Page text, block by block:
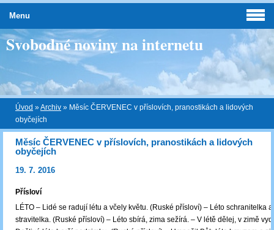
Svobodné noviny na internetu
Úvod »Archiv » Měsíc ČERVENEC v příslovích, pranostikách a lidových
obyčejích
Měsíc ČERVENEC v příslovích, pranostikách a lidových
obyčejích
19. 7. 2016
Přísloví
LÉTO – Lidé se radují létu a včely květu. (Ruské přísloví) – Léto schranitelka
stravitelka. (Ruské přísloví) – Léto sbírá, zima sežírá. – V létě dělej, v zimě
Menu